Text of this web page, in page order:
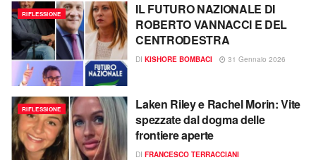
RIFLESSIONE
IL FUTURO NAZIONALE DI
ROBERTO VANNACCI E DEL
CENTRODESTRA
DI KISHORE BOMBACI 31 Gennaio 2026
RIFLESSIONE
Laken Riley e Rachel Morin: Vite
spezzate dal dogma delle
frontiere aperte
DI FRANCESCO TERRACCIANI